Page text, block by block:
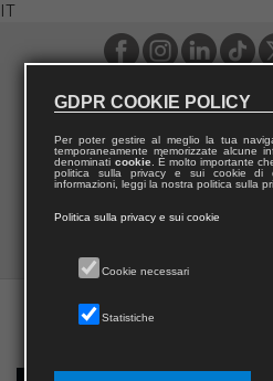
IT
GDPR COOKIE POLICY
Per poter gestire al meglio la tua
temporaneamente memorizzate alcune
denominati cookie. È molto importante
politica sulla privacy e sui cookie di
informazioni, leggi la nostra politica sulla
Politica sulla privacy e sui cookie
Cookie necessari
Statistiche